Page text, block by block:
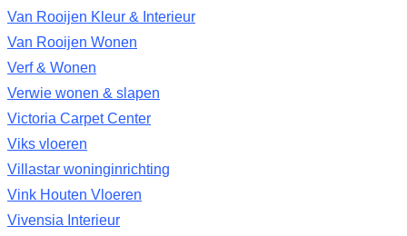
Van Rooijen Kleur & Interieur
Van Rooijen Wonen
Verf & Wonen
Verwie wonen & slapen
Victoria Carpet Center
Viks vloeren
Villastar woninginrichting
Vink Houten Vloeren
Vivensia Interieur